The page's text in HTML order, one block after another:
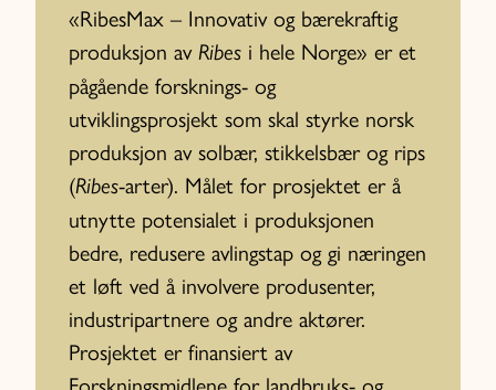
«RibesMax – Innovativ og bærekraftig
produksjon av Ribes i hele Norge» er et
pågående forsknings- og
utviklingsprosjekt som skal styrke norsk
produksjon av solbær, stikkelsbær og rips
(Ribes-arter). Målet for prosjektet er å
utnytte potensialet i produksjonen
bedre, redusere avlingstap og gi næringen
et løft ved å involvere produsenter,
industripartnere og andre aktører.
Prosjektet er finansiert av